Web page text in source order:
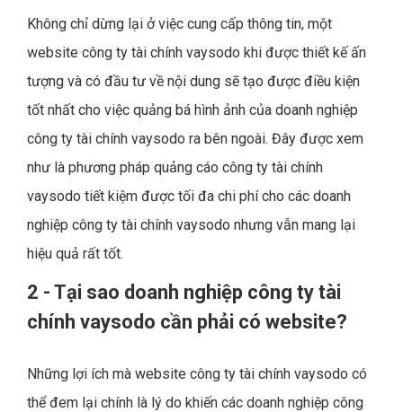
Không chỉ dừng lại ở việc cung cấp thông tin, một
website công ty tài chính vaysodo khi được thiết kế ấn
tượng và có đầu tư về nội dung sẽ tạo được điều kiện
tốt nhất cho việc quảng bá hình ảnh của doanh nghiệp
công ty tài chính vaysodo ra bên ngoài. Đây được xem
như là phương pháp quảng cáo công ty tài chính
vaysodo tiết kiệm được tối đa chi phí cho các doanh
nghiệp công ty tài chính vaysodo nhưng vẫn mang lại
hiệu quả rất tốt.
2 - Tại sao doanh nghiệp công ty tài
chính vaysodo cần phải có website?
Những lợi ích mà website công ty tài chính vaysodo có
thể đem lại chính là lý do khiến các doanh nghiệp công